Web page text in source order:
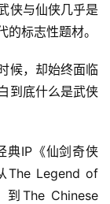
侠与仙侠几乎是
标志性题材。
候，却始终面临
到底什么是武侠
典IP《仙剑奇侠
The Legend of
The Chinese